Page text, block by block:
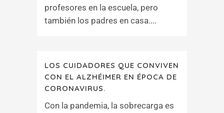
profesores en la escuela, pero
también los padres en casa....
LOS CUIDADORES QUE CONVIVEN
CON EL ALZHÉIMER EN ÉPOCA DE
CORONAVIRUS.
Con la pandemia, la sobrecarga es